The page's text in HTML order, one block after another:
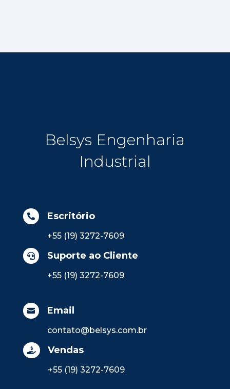
Belsys Engenharia
Industrial
 Escritório
+55 (19) 3272-7609
 Suporte ao Cliente
+55 (19) 3272-7609
 Email
contato@belsys.com.br
 Vendas
+55 (19) 3272-7609